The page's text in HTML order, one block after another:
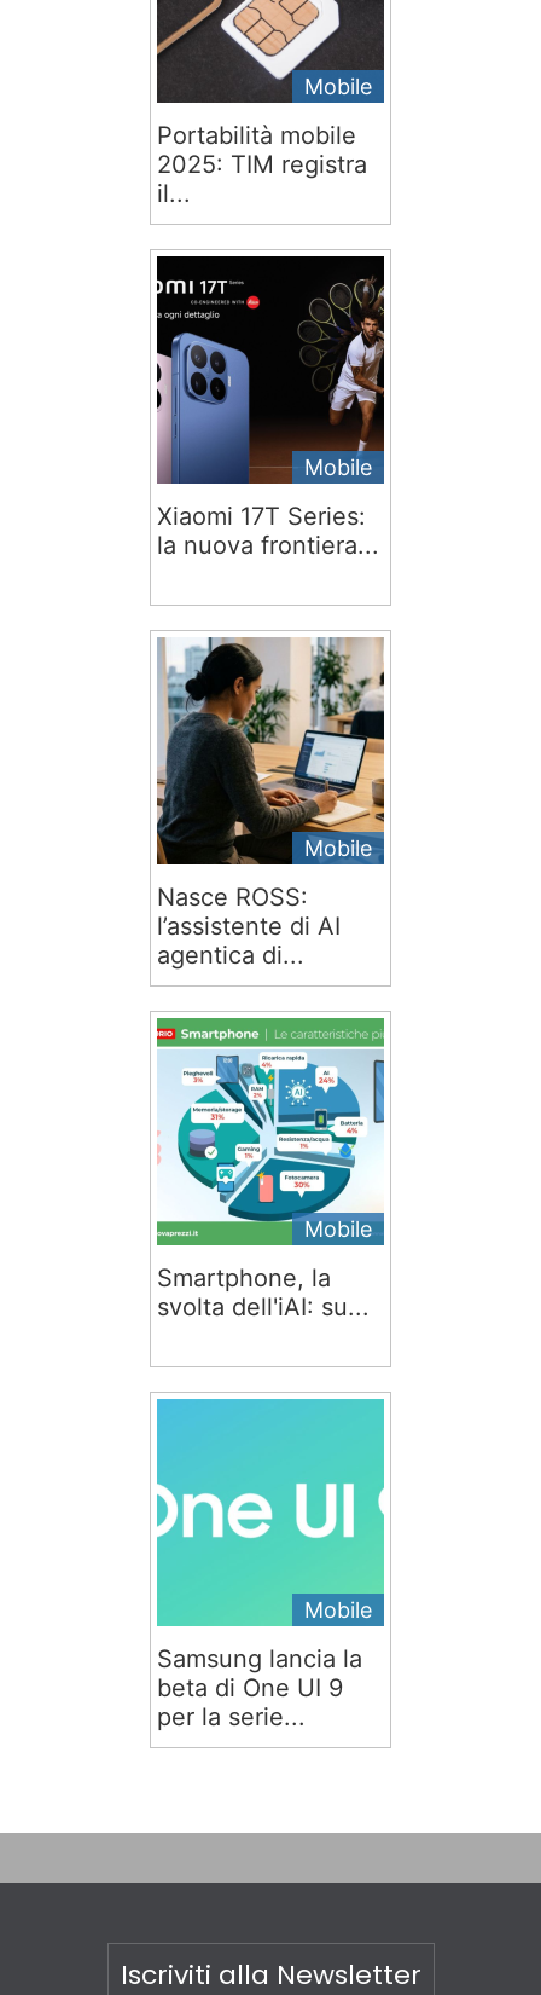
Mobile
Portabilità mobile
2025: TIM registra
il...
Mobile
Xiaomi 17T Series:
la nuova frontiera...
Mobile
Nasce ROSS:
l’assistente di AI
agentica di...
Mobile
Smartphone, la
svolta dell'iAI: su...
Mobile
Samsung lancia la
beta di One UI 9
per la serie...
Iscriviti alla Newsletter